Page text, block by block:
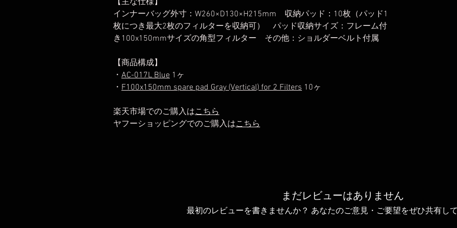
【主な仕様】
インナーバッグ外寸：W260×D130×H215mm 収納パッド：10枚（パッド1
枚につき最大2枚のフィルターを収納可） パッド収納サイズ：フレーム付
き100x150mmサイズの角型フィルター その他：ショルダーベルト付属
【商品構成】
・ AC-017L Blue 1ヶ
・ F100x150mm spare pad Gray (Vertical) for 2 Filters 10ヶ
楽天市場でのご購入はこちら
ヤフーショッピングでのご購入はこちら
まだレビューはありません
最初のレビューを書きませんか？ あなたのご意見・ご要望をぜひ共有して